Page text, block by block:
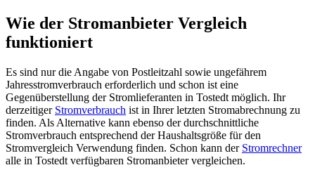
Wie der Stromanbieter Vergleich
funktioniert
Es sind nur die Angabe von Postleitzahl sowie ungefährem
Jahresstromverbrauch erforderlich und schon ist eine
Gegenüberstellung der Stromlieferanten in Tostedt möglich. Ihr
derzeitiger Stromverbrauch ist in Ihrer letzten Stromabrechnung zu
finden. Als Alternative kann ebenso der durchschnittliche
Stromverbrauch entsprechend der Haushaltsgröße für den
Stromvergleich Verwendung finden. Schon kann der Stromrechner
alle in Tostedt verfügbaren Stromanbieter vergleichen.